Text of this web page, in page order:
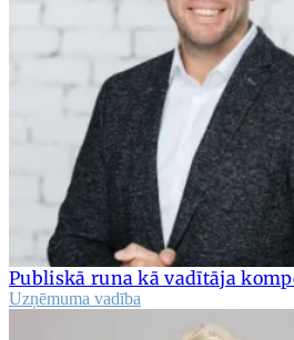
Publiskā runa kā vadītāja
Uzņēmuma vadība